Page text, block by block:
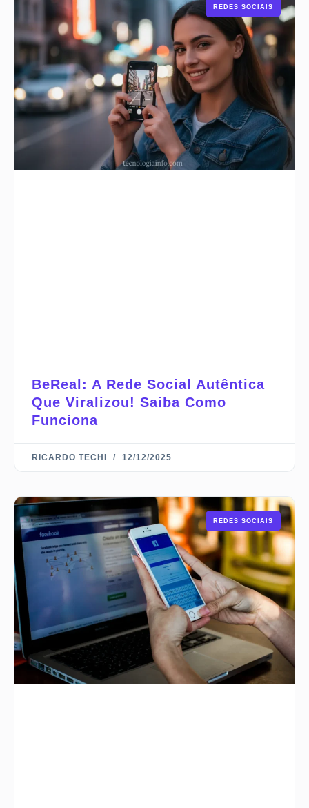
REDES SOCIAIS
BeReal: A Rede Social Autêntica
Que Viralizou! Saiba Como
Funciona
RICARDO TECHI 12/12/2025
REDES SOCIAIS